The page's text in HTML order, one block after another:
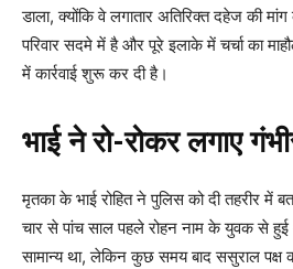
डाला, क्योंकि वे लगातार अतिरिक्त दहेज की
परिवार सदमे में है और पूरे इलाके में चर्चा का
में कार्रवाई शुरू कर दी है।
भाई ने रो-रोकर लगाए
मृतका के भाई रोहित ने पुलिस को दी तहरीर में
चार से पांच साल पहले रोहन नाम के युवक से
सामान्य था, लेकिन कुछ समय बाद ससुराल